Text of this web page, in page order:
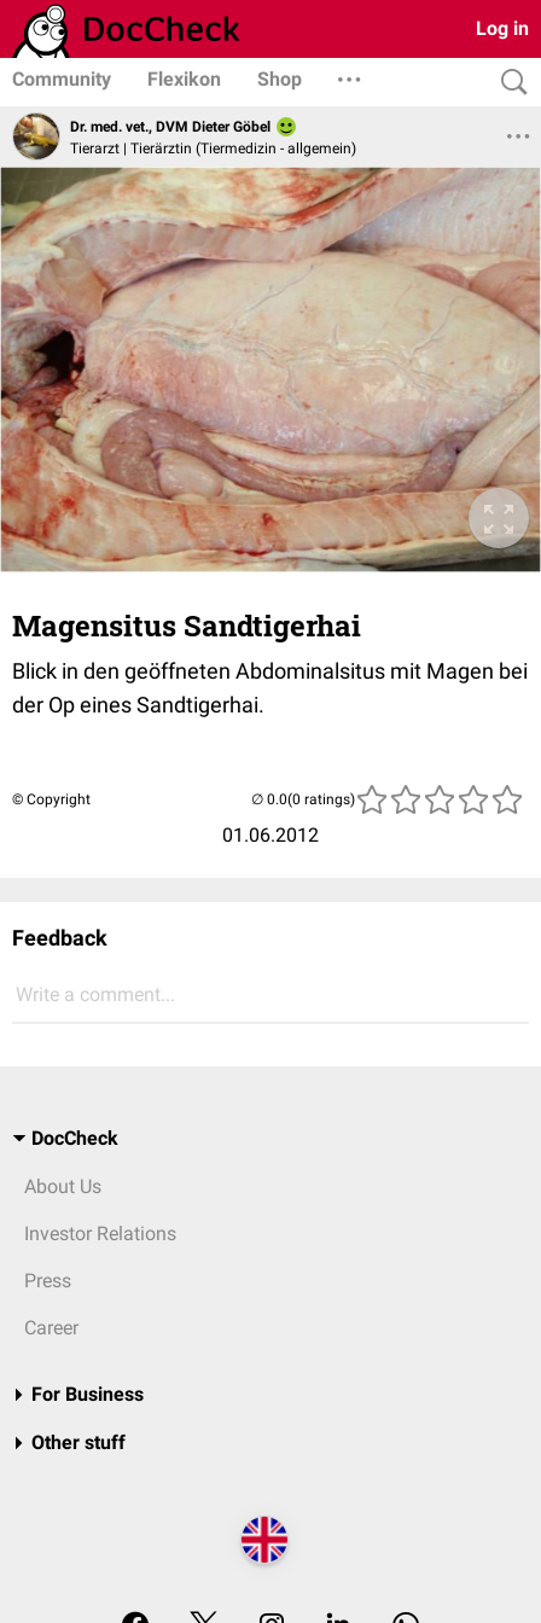
Log in
Community Flexikon Shop
Dr. med. vet., DVM Dieter Göbel
Tierarzt | Tierärztin (Tiermedizin - allgemein)
Magensitus Sandtigerhai
Blick in den geöffneten Abdominalsitus mit Magen bei
der Op eines Sandtigerhai.
© Copyright
01.06.2012
(0 ratings)
Feedback
Write a comment...
DocCheck
About Us
Investor Relations
Press
Career
For Business
Other stuff